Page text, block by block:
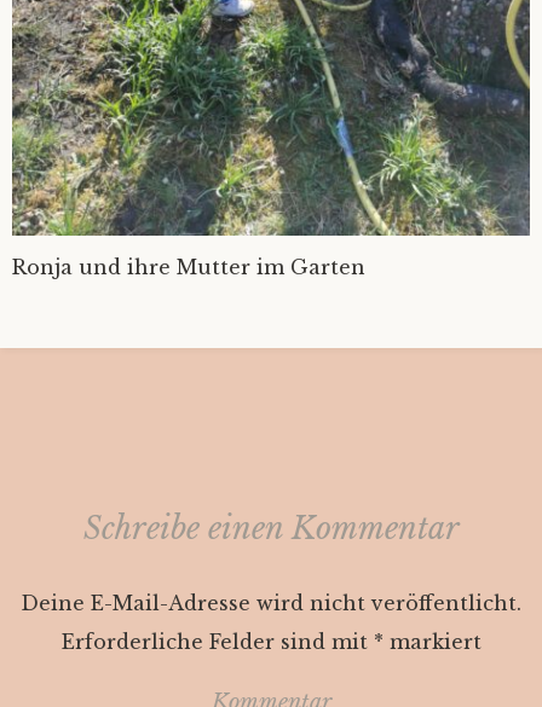
Ronja und ihre Mutter im Garten
Schreibe einen Kommentar
Deine E-Mail-Adresse wird nicht veröffentlicht.
Erforderliche Felder sind mit * markiert